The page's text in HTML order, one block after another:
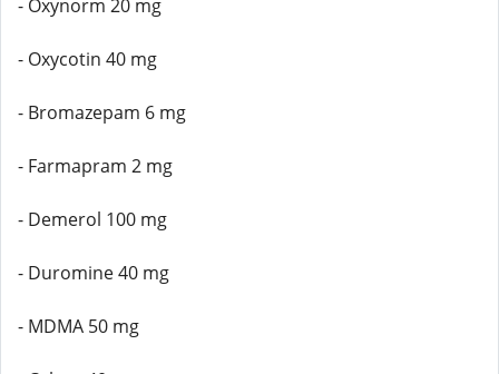
- Oxynorm 20 mg
- Oxycotin 40 mg
- Bromazepam 6 mg
- Farmapram 2 mg
- Demerol 100 mg
- Duromine 40 mg
- MDMA 50 mg